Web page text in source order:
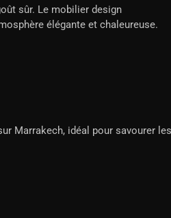
sûr. Le mobilier design
élégante et chaleureuse.
Marrakech, idéal pour savourer les